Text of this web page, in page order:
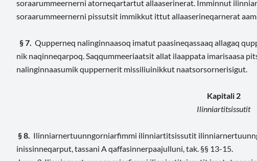
soraarummeernerni atorneqartartut allaaserinerat. Imminnut
soraarummeernerni pissutsit immikkut ittut allaaserineqarnerat
§ 7. Qupperneq nalinginnaasoq imatut paasineqassaaq allagaq
nik naqinneqarpoq. Saqqummeeriaatsit allat ilaappata imarisaasa
nalinginnaasumik quppernerit missiliuinikkut naatsorsornerisigut.
Kapitali 2
Ilinniartitsissutit
§ 8. Ilinniarnertuunngorniarfimmi ilinniartitsissutit
inissinneqarput, tassani A qaffasinnerpaajulluni, tak. §§ 13-15.